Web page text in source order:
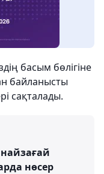
басым бөлігіне
байланысты
сақталады.
нөсер